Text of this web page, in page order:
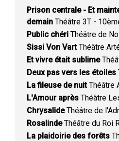
Prison centrale - Et
demain Théâtre 3T -
Public chéri Théâtre de
Sissi Von VartThéâtre
Et vivre était sublime
Deux pas vers les étoiles
La fileuse de nuitThéâtre
L'Amour après Théâtre
ChrysalideThéâtre de
RosalindeThéâtre du Roi
La plaidoirie des forêts